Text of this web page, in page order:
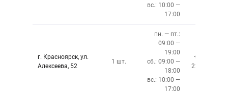
вс.: 10:00 —
17:00
г. Красноярск, ул.
Алексеева, 52
1 шт.
пн. — пт.:
09:00 —
19:00
сб.: 09:00 —
18:00
вс.: 10:00 —
17:00
+7 (391)
220-08-02